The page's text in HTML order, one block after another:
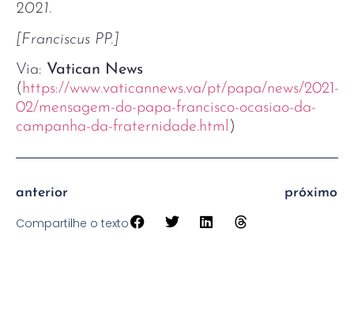
2021.
[Franciscus PP.]
Via: Vatican News
( https://www.vaticannews.va/pt/papa/news/2021-
02/mensagem-do-papa-francisco-ocasiao-da-
campanha-da-fraternidade.html )
anterior próximo
Compartilhe o texto